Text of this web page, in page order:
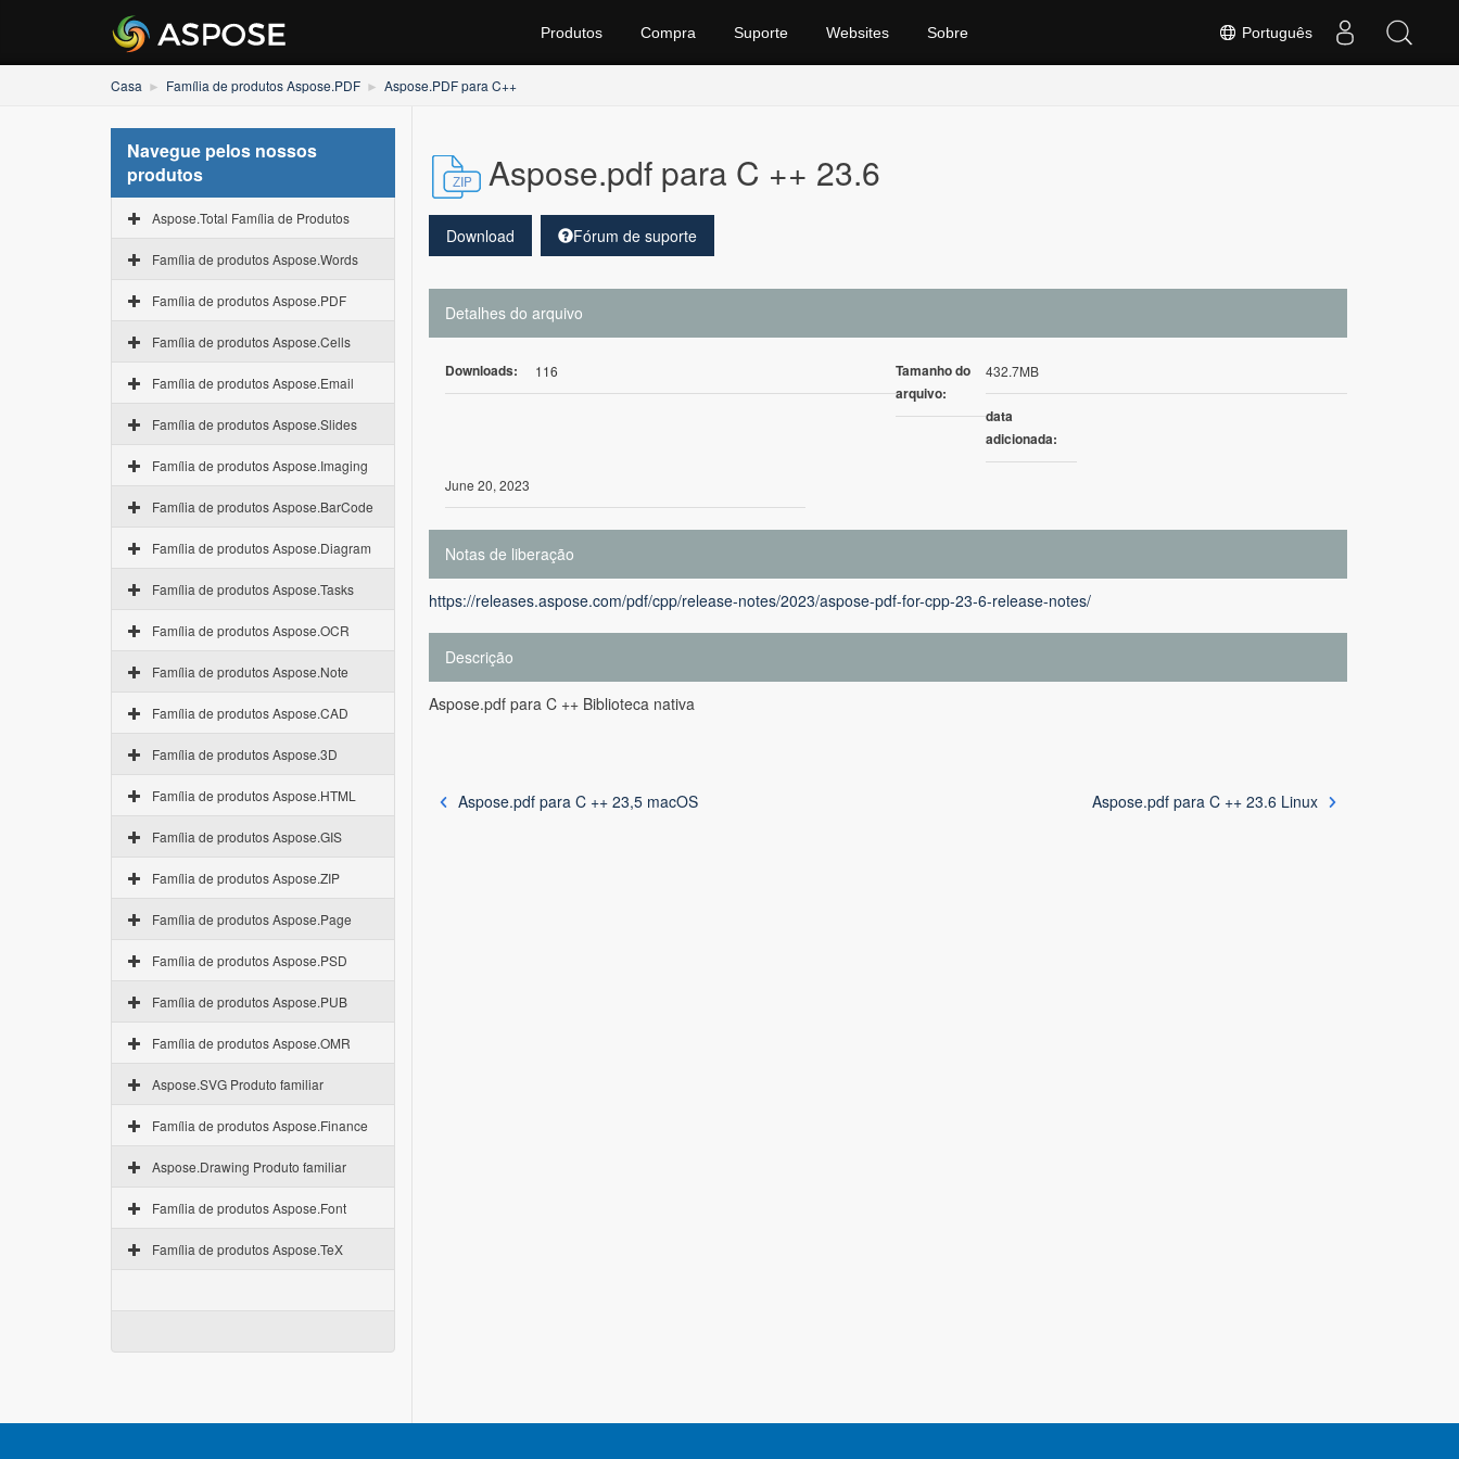
Português
Produtos Compra Suporte Websites Sobre
Casa Família de produtos Aspose.PDF Aspose.PDF para C++
Navegue pelos nossos
produtos
Aspose.Total Família de Produtos
Família de produtos Aspose.Words
Família de produtos Aspose.PDF
Família de produtos Aspose.Cells
Família de produtos Aspose.Email
Família de produtos Aspose.Slides
Família de produtos Aspose.Imaging
Família de produtos Aspose.BarCode
Família de produtos Aspose.Diagram
Família de produtos Aspose.Tasks
Família de produtos Aspose.OCR
Família de produtos Aspose.Note
Família de produtos Aspose.CAD
Família de produtos Aspose.3D
Família de produtos Aspose.HTML
Família de produtos Aspose.GIS
Família de produtos Aspose.ZIP
Família de produtos Aspose.Page
Família de produtos Aspose.PSD
Família de produtos Aspose.PUB
Família de produtos Aspose.OMR
Aspose.SVG Produto familiar
Família de produtos Aspose.Finance
Aspose.Drawing Produto familiar
Família de produtos Aspose.Font
Família de produtos Aspose.TeX
Aspose.pdf para C ++ 23.6
Download Fórum de suporte
Detalhes do arquivo
Downloads: 116
Tamanho do
arquivo:
432.7MB
data
adicionada:
June 20, 2023
Notas de liberação
https://releases.aspose.com/pdf/cpp/release-notes/2023/aspose-pdf-for-cpp-23-6-release-notes/
Descrição
Aspose.pdf para C ++ Biblioteca nativa
Aspose.pdf para C ++ 23,5 macOS Aspose.pdf para C ++ 23.6 Linux